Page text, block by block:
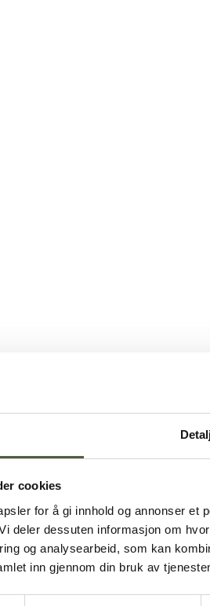
cookies
for å gi innhold og annonser et
deler dessuten informasjon om
og analysearbeid, som kan
inn gjennom din bruk av